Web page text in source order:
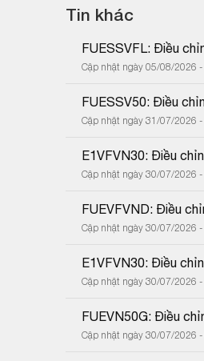
Tin khác
FUESSVFL: Điều
Cập nhật ngày 05/08/2026
FUESSV50: Điều
Cập nhật ngày 31/07/2026
E1VFVN30: Điều
Cập nhật ngày 30/07/2026
FUEVFVND: Điều
Cập nhật ngày 30/07/2026
E1VFVN30: Điều
Cập nhật ngày 30/07/2026
FUEVN50G: Điều
Cập nhật ngày 30/07/2026